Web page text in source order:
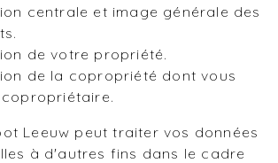
centrale et image générale des
de votre propriété.
de la copropriété dont vous
Leeuw peut traiter vos données
à d'autres fins dans le cadre